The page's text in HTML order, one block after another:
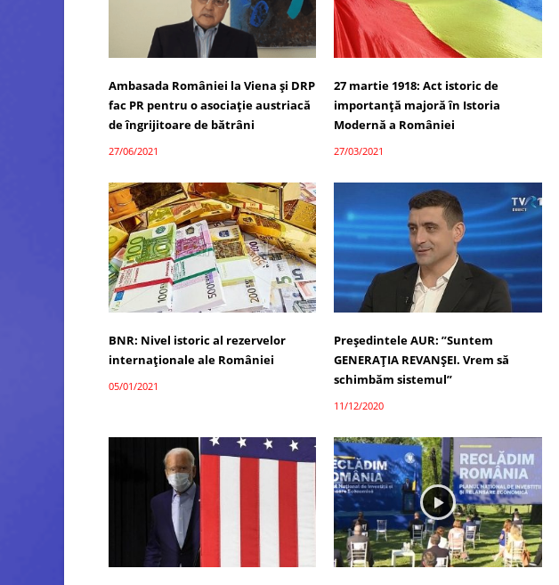
Ambasada României la Viena și DRP
fac PR pentru o asociație austriacă
de îngrijitoare de bătrâni
27/06/2021
27 martie 1918: Act istoric de
importanță majoră în Istoria
Modernă a României
27/03/2021
BNR: Nivel istoric al rezervelor
internaţionale ale României
05/01/2021
Președintele AUR: ”Suntem
GENERAȚIA REVANȘEI. Vrem să
schimbăm sistemul”
11/12/2020